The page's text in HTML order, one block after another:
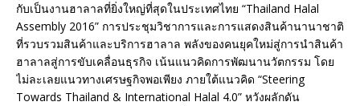
กับเป็นงานฮาลาลที่ยิ่งใหญ่ที่สุดในประเทศไทย “Thailand Halal
Assembly 2016” การประชุมวิชาการและการแสดงสินค้านานาชาติ
ที่รวบรวมสินค้าและบริการฮาลาล พลังของคนยุคใหม่สู่การนำสินค้า
ฮาลาลสู่การขับเคลื่อนธุรกิจ เน้นแนวคิดการพัฒนานวัตกรรม โดย
ไม่ละเลยแนวทางเศรษฐกิจพอเพียง ภายใต้แนวคิด “Steering
Towards Thailand & International Halal 4.0” หวังผลักดัน